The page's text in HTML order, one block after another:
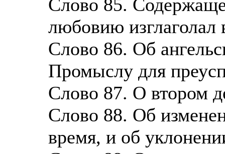
Слово 85.
любовию
Слово 86. Об
Промыслу для
Слово 87. О втором
Слово 88. Об
время, и об